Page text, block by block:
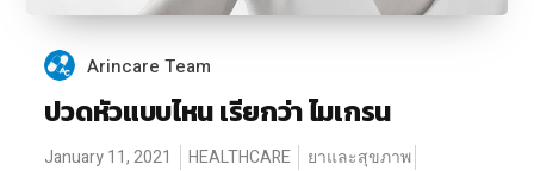
Arincare Team
ปวดหัวแบบไหน เรียกว่า ไมเกรน
January 11, 2021 HEALTHCARE ยาและสุขภาพ